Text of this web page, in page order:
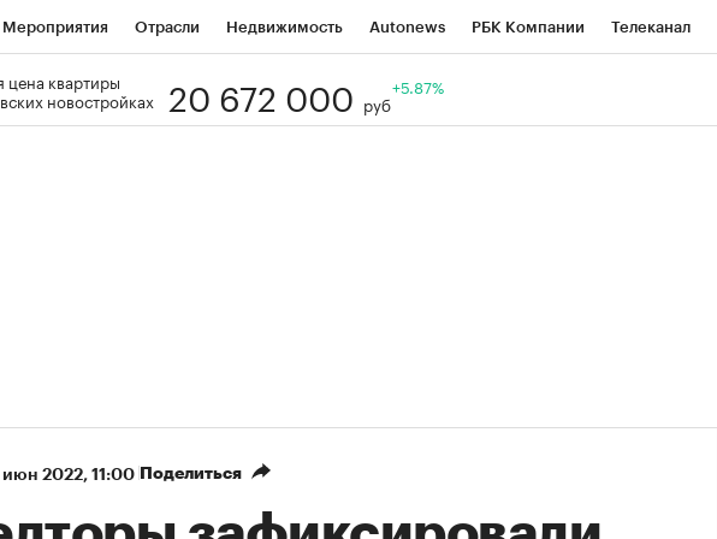
Мероприятия Отрасли Недвижимость Autonews РБК Компании Телеканал
Визионеры
цена квартиры
новостройках
20 672 000 руб
+5.87%
июн 2022, 11:00 Поделиться